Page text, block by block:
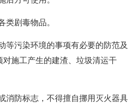
剧毒物品。
等污染环境的事项有必要的防范及
施工产生的建渣、垃圾清运干
消防标志，不得擅自挪用灭火器具